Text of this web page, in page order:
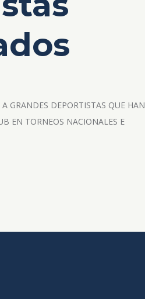
GRANDES DEPORTISTAS QUE HAN
EN TORNEOS NACIONALES E